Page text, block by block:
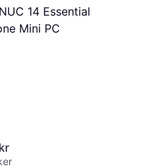
14 Essential
Mini PC